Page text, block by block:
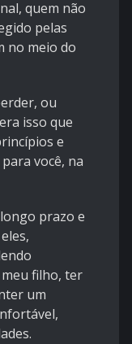
quem não
pelas
no meio do
ou
isso que
e
você, na
prazo e
filho, ter
um